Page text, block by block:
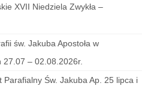
chorych
XVII Niedziela Zwykła –
św. Jakuba Apostoła w
– 02.08.2026r.
Św. Jakuba Ap. 25 lipca i